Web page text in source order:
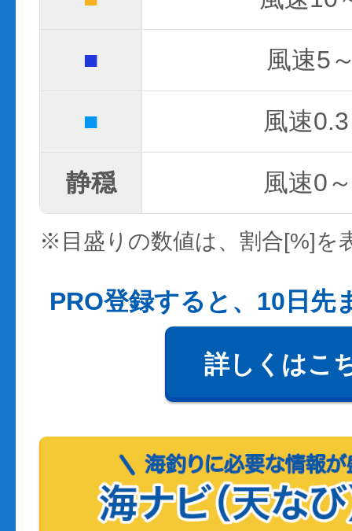
■ 風速5
■ 風速
静穏 風速0
※目盛りの数値は、割合[%]を
PRO登録すると、10日先
詳しくはこ